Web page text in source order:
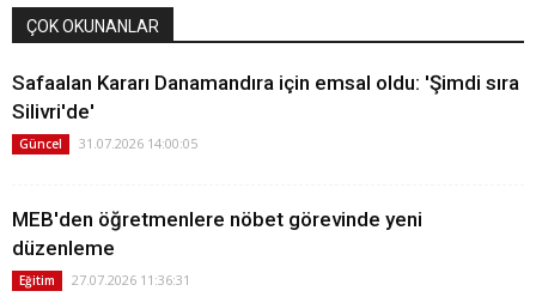
ÇOK OKUNANLAR
Safaalan Kararı Danamandıra için emsal oldu: 'Şimdi sıra
Silivri'de'
Güncel 31.07.2026 14:00:05
MEB'den öğretmenlere nöbet görevinde yeni
düzenleme
Eğitim 27.07.2026 11:36:31